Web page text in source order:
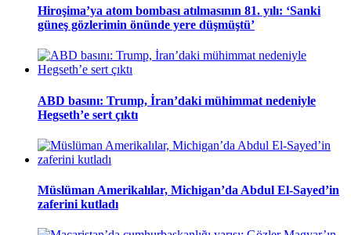
Hiroşima’ya atom bombası atılmasının 81. yılı: ‘Sanki
güneş gözlerimin önünde yere düşmüştü’
ABD basını: Trump, İran’daki mühimmat nedeniyle
Hegseth’e sert çıktı
Müslüman Amerikalılar, Michigan’da Abdul El-Sayed’in
zaferini kutladı